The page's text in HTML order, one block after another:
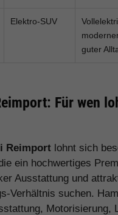
Elektro-SUV
guter
Für wen
Reimport lohnt sich
ein hochwertiges
Ausstattung und
Verhältnis suchen.
Motorisierung,